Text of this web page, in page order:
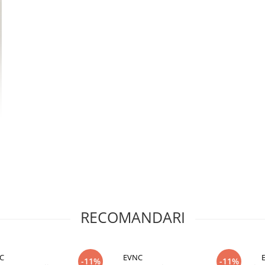
clipsuri pentru prindere bucleRECOMANDARI
-11% EVNC -11%